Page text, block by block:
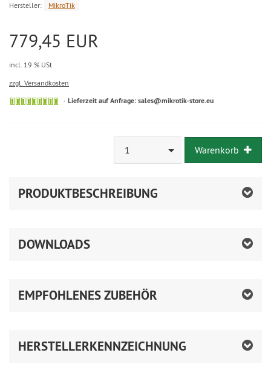
Hersteller: MikroTik
779,45 EUR
incl. 19 % USt
zzgl. Versandkosten
Lieferzeit auf Anfrage: sales@mikrotik-store.eu
1 Warenkorb
PRODUKTBESCHREIBUNG
DOWNLOADS
EMPFOHLENES ZUBEHÖR
HERSTELLERKENNZEICHNUNG